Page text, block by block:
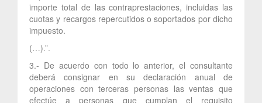
importe total de las contraprestaciones, incluidas las
cuotas y recargos repercutidos o soportados por dicho
impuesto.
(…).”.
3.- De acuerdo con todo lo anterior, el consultante
deberá consignar en su declaración anual de
operaciones con terceras personas las ventas que
efectúe a personas que cumplan el requisito